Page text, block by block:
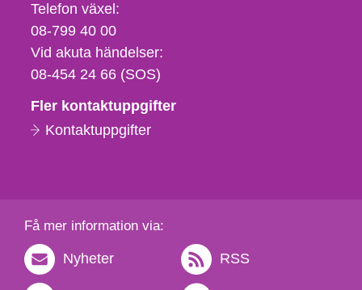
Telefon,
fax
och
e-
Telefon växel:
08-799 40 00
Vid akuta händelser:
08-454 24 66 (SOS)
Fler kontaktuppgifter
Kontaktuppgifter
Få mer information via:
Nyheter RSS